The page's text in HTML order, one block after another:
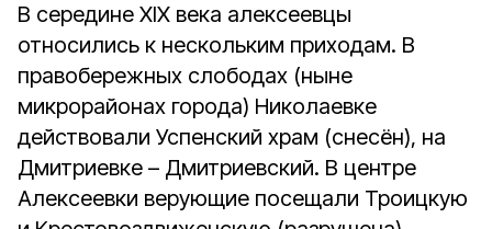
В середине XIX века алексеевцы
относились к нескольким приходам. В
правобережных слободах (ныне
микрорайонах города) Николаевке
действовали Успенский храм (снесён), на
Дмитриевке – Дмитриевский. В центре
Алексеевки верующие посещали Троицкую